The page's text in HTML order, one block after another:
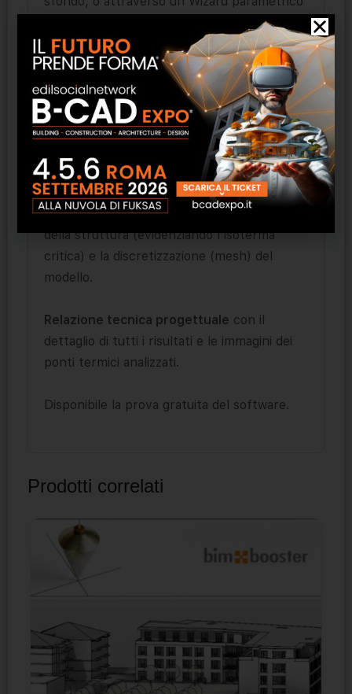
che ti guida nella selezione della tipologia di
ponte termico e nella definizione dei dati
geometrici e termici (materiali e condizioni al
contorno) per le configurazioni più comuni.
Oltre ai risultati di calcolo della trasmittanza
e della verifica di formazione di muffa, il
software consente anche di visualizzare
l’ andamento del flusso termico, la
distribuzione della temperatura all’interno
della struttura (evidenziando l’isoterma
critica) e la discretizzazione (mesh) del
modello.
Relazione tecnica progettuale con il
dettaglio di tutti i risultati e le immagini dei
ponti termici analizzati.
Disponibile la prova gratuita del software.
Prodotti correlati